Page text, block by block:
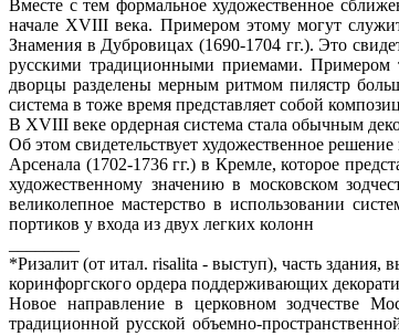
Вместе с тем формальное художественное
начале XVIII века. Примером этому могут
Знамения в Дубровицах (1690-1704 гг.). Это
русскими традиционными приемами. Примером
дворцы разделены мерным ритмом пилястр
система в тоже время представляет собой
В XVIII веке ордерная система стала обычным
Об этом свидетельствует художественное решение
Арсенала (1702-1736 гг.) в Кремле, которое
художественному значению в московском
великолепное мастерство в использовании
портиков у входа из двух легких колонн
*Ризалит (от итал. risalita - выступ), часть
коринфоргского ордера поддерживающих
Новое направление в церковном зодчестве
традиционной русской объемно-